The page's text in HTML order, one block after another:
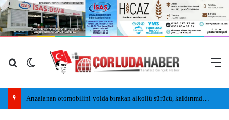
Arama yap ...
Dış görünümü değiştir